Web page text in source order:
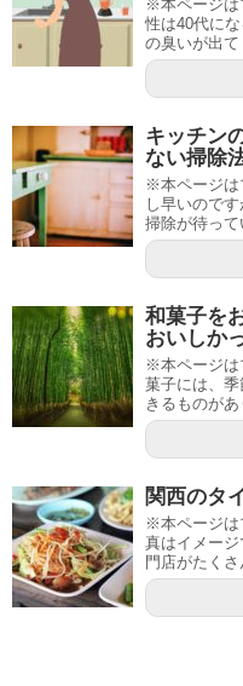
※本ページは
性は40代に
の臭いが出
キッチン
ない掃除
※本ページは
し早いので
掃除が待っ
和菓子を
おいしか
※本ページは
菓子には、
きるものが
関西のタ
※本ページは
真はイメー
門店がたく